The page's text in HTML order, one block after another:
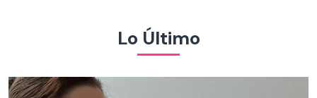
Lo Último